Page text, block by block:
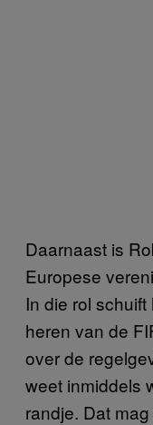
Daarnaast is
Europese
In die rol
heren van de
over de
weet inmiddels
randje. Dat